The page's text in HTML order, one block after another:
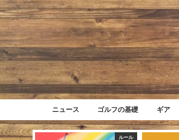
ニュース ゴルフの基礎 ギア
ルール ニュース